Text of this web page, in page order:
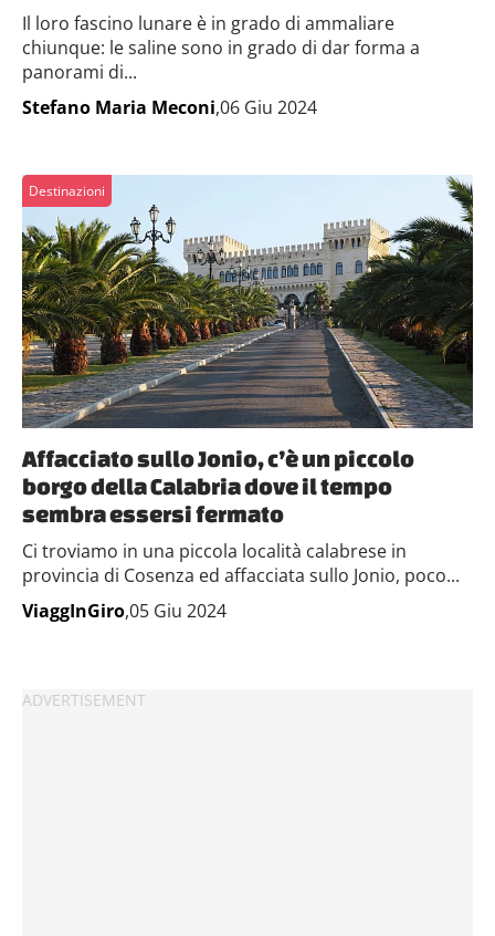
Il loro fascino lunare è in grado di ammaliare
chiunque: le saline sono in grado di dar forma a
panorami di...
Stefano Maria Meconi,06 Giu 2024
Destinazioni
Affacciato sullo Jonio, c’è un piccolo
borgo della Calabria dove il tempo
sembra essersi fermato
Ci troviamo in una piccola località calabrese in
provincia di Cosenza ed affacciata sullo Jonio, poco...
ViaggInGiro,05 Giu 2024